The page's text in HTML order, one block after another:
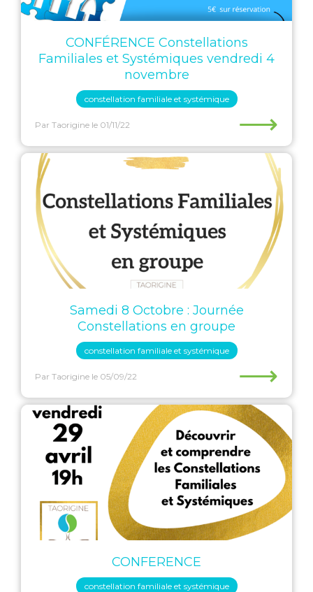
CONFÉRENCE Constellations
Familiales et Systémiques vendredi 4
novembre
constellation familiale et systémique
Par Taorigine le 01/11/22 ⟶
Samedi 8 Octobre : Journée
Constellations en groupe
constellation familiale et systémique
Par Taorigine le 05/09/22 ⟶
CONFERENCE
constellation familiale et systémique